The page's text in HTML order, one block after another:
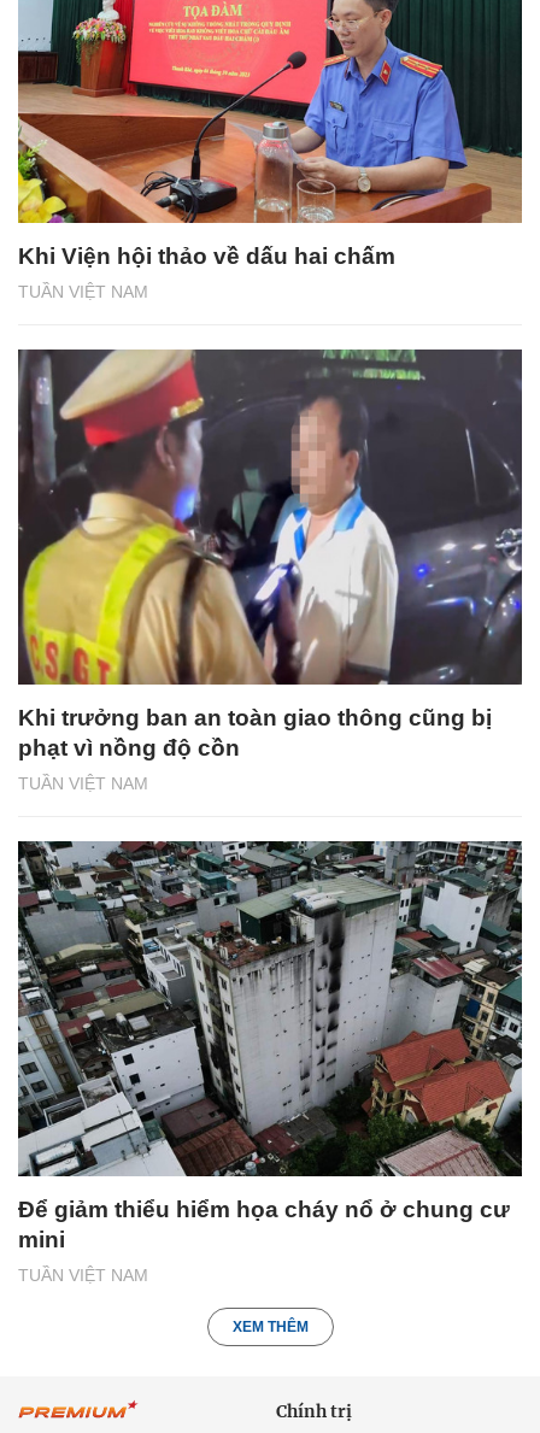
TUẦN VIỆT NAM
Khi Viện hội thảo về dấu hai chấm
TUẦN VIỆT NAM
Khi trưởng ban an toàn giao thông cũng bị
phạt vì nồng độ cồn
TUẦN VIỆT NAM
Để giảm thiểu hiểm họa cháy nổ ở chung cư
mini
XEM THÊM
Chính trị